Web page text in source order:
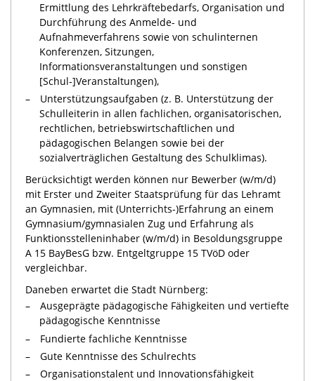
Ermittlung des Lehrkräftebedarfs, Organisation und
Durchführung des Anmelde- und
Aufnahmeverfahrens sowie von schulinternen
Konferenzen, Sitzungen,
Informationsveranstaltungen und sonstigen
[Schul-]Veranstaltungen),
Unterstützungsaufgaben (z. B. Unterstützung der
Schulleiterin in allen fachlichen, organisatorischen,
rechtlichen, betriebswirtschaftlichen und
pädagogischen Belangen sowie bei der
sozialverträglichen Gestaltung des Schulklimas).
Berücksichtigt werden können nur Bewerber (w/m/d)
mit Erster und Zweiter Staatsprüfung für das Lehramt
an Gymnasien, mit (Unterrichts-)Erfahrung an einem
Gymnasium/gymnasialen Zug und Erfahrung als
Funktionsstelleninhaber (w/m/d) in Besoldungsgruppe
A 15 BayBesG bzw. Entgeltgruppe 15 TVöD oder
vergleichbar.
Daneben erwartet die Stadt Nürnberg:
Ausgeprägte pädagogische Fähigkeiten und vertiefte
pädagogische Kenntnisse
Fundierte fachliche Kenntnisse
Gute Kenntnisse des Schulrechts
Organisationstalent und Innovationsfähigkeit